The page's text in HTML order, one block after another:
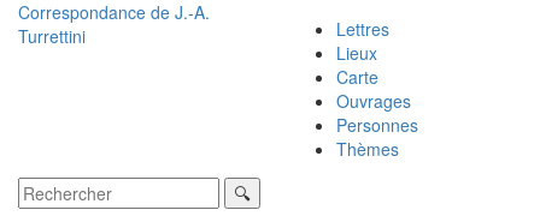
Correspondance de J.-A.
Turrettini
Lettres
Lieux
Carte
Ouvrages
Personnes
Thèmes